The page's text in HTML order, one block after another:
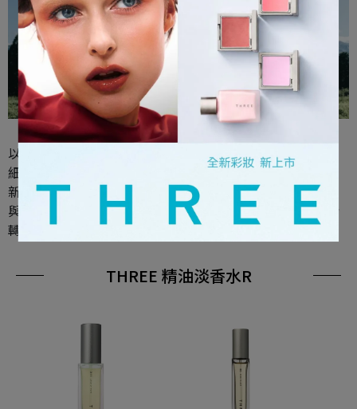
熊本縣南阿蘇 THREE香草園
以不
的栽培方式，從幼苗開始悉心培育，並以人工
細緻採收。被稱為
的南阿蘇清澈水域，散發清
新、甜美、潔淨而帶綠意的香氣，令人聯想到阿蘇廣闊天空
與壯麗大地，令人不禁深呼吸，陪伴日常各種情境中的心情
轉換。
THREE 精油淡香水R